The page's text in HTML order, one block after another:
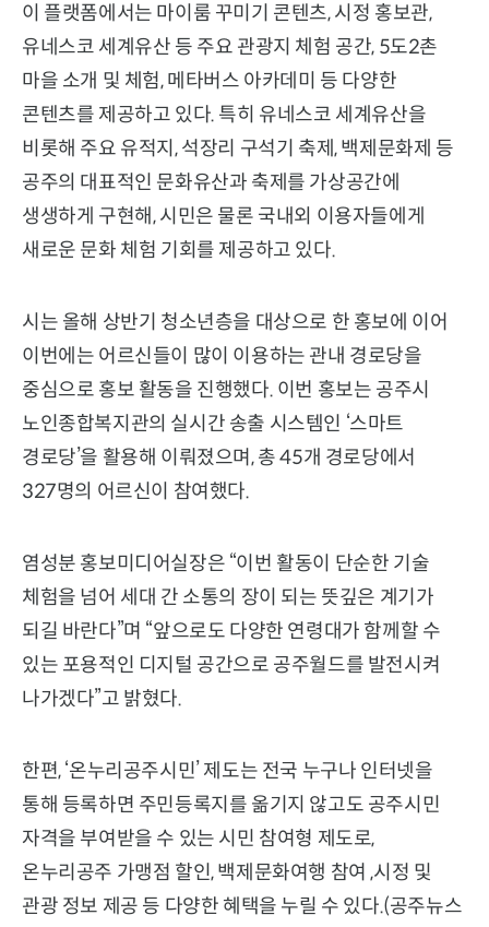
이 플랫폼에서는 마이룸 꾸미기 콘텐츠, 시정 홍보관,
유네스코 세계유산 등 주요 관광지 체험 공간, 5도2촌
마을 소개 및 체험, 메타버스 아카데미 등 다양한
콘텐츠를 제공하고 있다. 특히 유네스코 세계유산을
비롯해 주요 유적지, 석장리 구석기 축제, 백제문화제 등
공주의 대표적인 문화유산과 축제를 가상공간에
생생하게 구현해, 시민은 물론 국내외 이용자들에게
새로운 문화 체험 기회를 제공하고 있다.
시는 올해 상반기 청소년층을 대상으로 한 홍보에 이어
이번에는 어르신들이 많이 이용하는 관내 경로당을
중심으로 홍보 활동을 진행했다. 이번 홍보는 공주시
노인종합복지관의 실시간 송출 시스템인 ‘스마트
경로당’을 활용해 이뤄졌으며, 총 45개 경로당에서
327명의 어르신이 참여했다.
염성분 홍보미디어실장은 “이번 활동이 단순한 기술
체험을 넘어 세대 간 소통의 장이 되는 뜻깊은 계기가
되길 바란다”며 “앞으로도 다양한 연령대가 함께할 수
있는 포용적인 디지털 공간으로 공주월드를 발전시켜
나가겠다”고 밝혔다.
한편, ‘온누리공주시민’ 제도는 전국 누구나 인터넷을
통해 등록하면 주민등록지를 옮기지 않고도 공주시민
자격을 부여받을 수 있는 시민 참여형 제도로,
온누리공주 가맹점 할인, 백제문화여행 참여 ,시정 및
관광 정보 제공 등 다양한 혜택을 누릴 수 있다.(공주뉴스